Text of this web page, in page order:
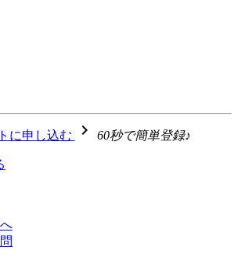
に申し込む navigate_next 60秒で簡単登録♪